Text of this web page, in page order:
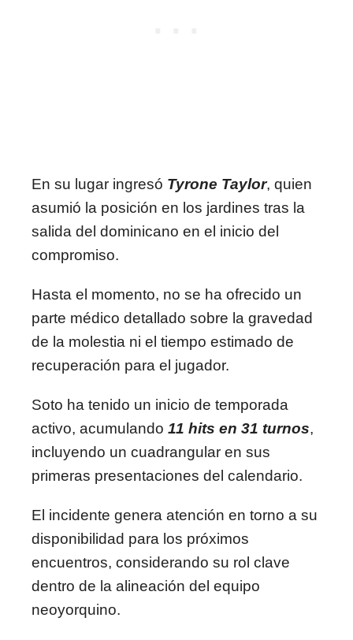
En su lugar ingresó Tyrone Taylor, quien
asumió la posición en los jardines tras la
salida del dominicano en el inicio del
compromiso.
Hasta el momento, no se ha ofrecido un
parte médico detallado sobre la gravedad
de la molestia ni el tiempo estimado de
recuperación para el jugador.
Soto ha tenido un inicio de temporada
activo, acumulando 11 hits en 31 turnos,
incluyendo un cuadrangular en sus
primeras presentaciones del calendario.
El incidente genera atención en torno a su
disponibilidad para los próximos
encuentros, considerando su rol clave
dentro de la alineación del equipo
neoyorquino.